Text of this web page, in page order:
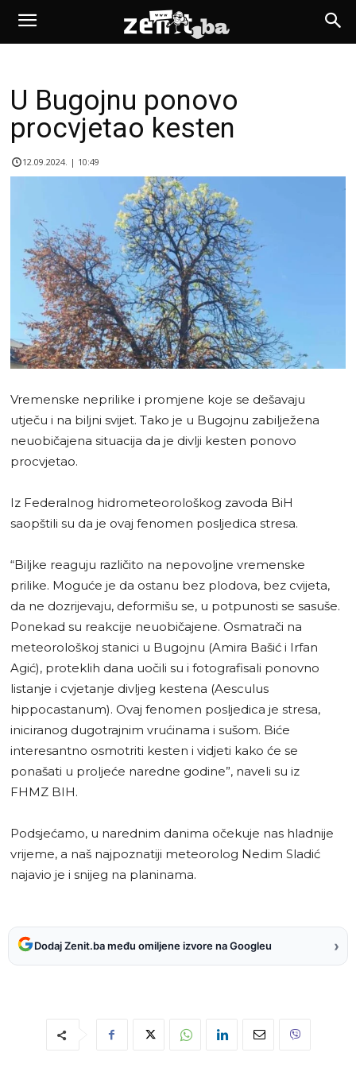
U Bugojnu ponovo
procvjetao kesten
12.09.2024. | 10:49
Vremenske neprilike i promjene koje se dešavaju
utječu i na biljni svijet. Tako je u Bugojnu zabilježena
neuobičajena situacija da je divlji kesten ponovo
procvjetao.
Iz Federalnog hidrometeorološkog zavoda BiH
saopštili su da je ovaj fenomen posljedica stresa.
“Biljke reaguju različito na nepovoljne vremenske
prilike. Moguće je da ostanu bez plodova, bez cvijeta,
da ne dozrijevaju, deformišu se, u potpunosti se sasuše.
Ponekad su reakcije neuobičajene. Osmatrači na
meteorološkoj stanici u Bugojnu (Amira Bašić i Irfan
Agić), proteklih dana uočili su i fotografisali ponovno
listanje i cvjetanje divljeg kestena (Aesculus
hippocastanum). Ovaj fenomen posljedica je stresa,
iniciranog dugotrajnim vrućinama i sušom. Biće
interesantno osmotriti kesten i vidjeti kako će se
ponašati u proljeće naredne godine”, naveli su iz
FHMZ BIH.
Podsjećamo, u narednim danima očekuje nas hladnije
vrijeme, a naš najpoznatiji meteorolog Nedim Sladić
najavio je i snijeg na planinama.
Dodaj Zenit.ba među omiljene izvore na Googleu ›